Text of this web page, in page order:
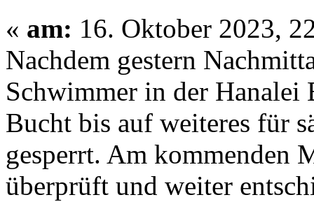
« am: 16. Oktober 2023,
Nachdem gestern
Schwimmer in der Hanalei
Bucht bis auf weiteres für
gesperrt. Am kommenden
überprüft und weiter